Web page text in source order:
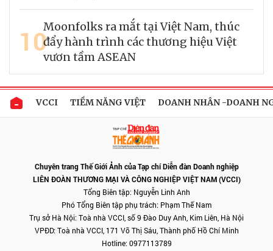
10Moonfolks ra mắt tại Việt Nam, thúc
đẩy hành trình các thương hiệu Việt
vươn tầm ASEAN
VCCI TIỀM NĂNG VIỆT DOANH NHÂN -DOANH
Chuyên trang Thế Giới Ảnh của Tạp chí Diễn đàn Doanh nghiệp
LIÊN ĐOÀN THƯƠNG MẠI VÀ CÔNG NGHIỆP VIỆT NAM (VCCI)
Tổng Biên tập: Nguyễn Linh Anh
Phó Tổng Biên tập phụ trách: Phạm Thế Nam
Trụ sở Hà Nội: Toà nhà VCCI, số 9 Đào Duy Anh, Kim Liên, Hà Nội
VPĐD: Toà nhà VCCI, 171 Võ Thị Sáu, Thành phố Hồ Chí Minh
Hotline: 0977113789